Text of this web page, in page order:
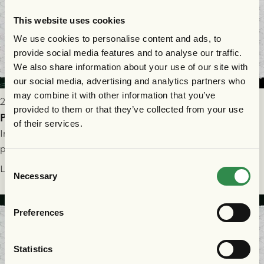
This website uses cookies
We use cookies to personalise content and ads, to
provide social media features and to analyse our traffic.
We also share information about your use of our site with
our social media, advertising and analytics partners who
may combine it with other information that you’ve
provided to them or that they’ve collected from your use
of their services.
Selection
Necessary
Preferences
Statistics
2026-07-29 9:15
Publikinformation: FC Nordsjælland - GAIS 30/7
Information för dig som ska se FC Nordsjælland - GAIS på
plats på Right to Dream Park torsdagen den 30/7 kl. 19.00.
Läs mer